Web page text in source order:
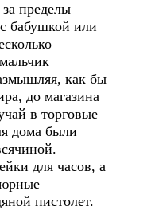
пределы
бабушкой или
как бы
до магазина
в торговые
дома были
для часов, а
пистолет.